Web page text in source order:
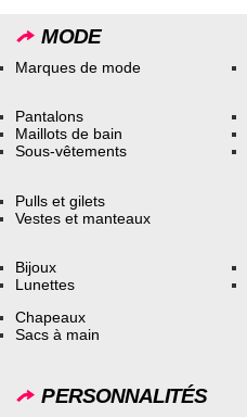
MODE
Marques de mode
Pantalons
Maillots de bain
Sous-vêtements
Pulls et gilets
Vestes et manteaux
Bijoux
Lunettes
Chapeaux
Sacs à main
PERSONNALITÉS